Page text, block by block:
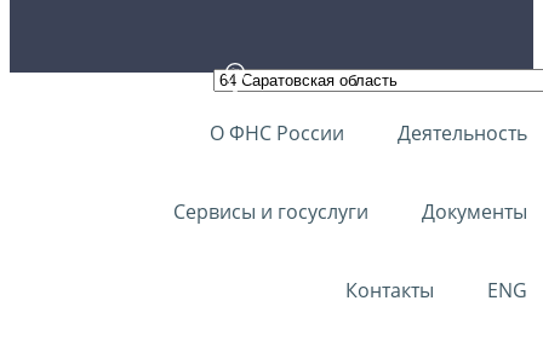
О ФНС России Деятельность
Сервисы и госуслуги Документы
Контакты ENG